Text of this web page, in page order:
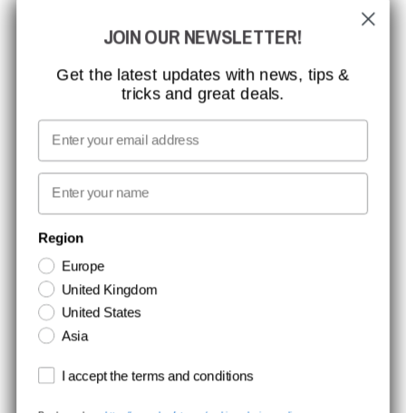
ISO-CERTIFICERING
GLOBAL RÆKKEVIDDE
MISSION, VISION OG VÆRDIER
KONTAKT
NYHEDSBREV TILMELDING
Hold dig opdateret med gode tilbud og produktnyheder. Din e-mail
opbevares sikkert og du kan til enhver tid
JOIN OUR NEWSLETTER!
Get the latest updates with news, tips &
tricks and great deals.
Email
First name
Region
Europe
United Kingdom
United States
Asia
Terms and conditions
I accept the terms and conditions